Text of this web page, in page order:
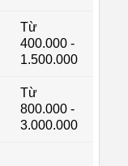
Từ
400.000 -
1.500.000
Từ
800.000 -
3.000.000